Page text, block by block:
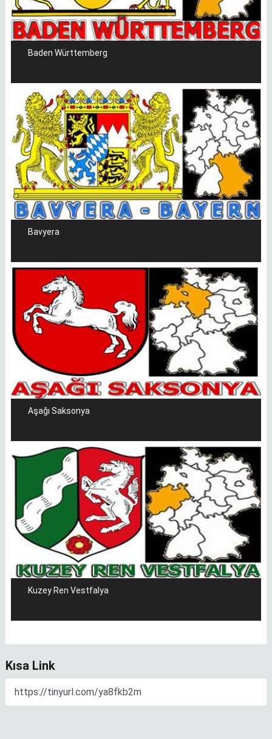
Baden Württemberg
Bavyera
Aşağı Saksonya
Kuzey Ren Vestfalya
Kısa Link